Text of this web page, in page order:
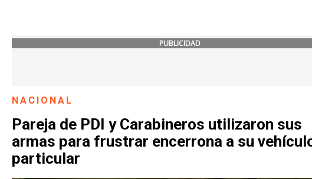
PUBLICIDAD
NACIONAL
Pareja de PDI y Carabineros utilizaron sus
armas para frustrar encerrona a su
particular